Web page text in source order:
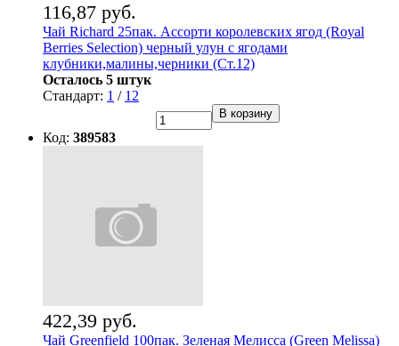
116,87 руб.
Чай Richard 25пак. Ассорти королевских ягод (Royal
Berries Selection) черный улун с ягодами
клубники,малины,черники (Ст.12)
Осталось 5 штук
Стандарт: 1 / 12
В корзину
Код: 389583
422,39 руб.
Чай Greenfield 100пак. Зеленая Мелисса (Green Melissa)